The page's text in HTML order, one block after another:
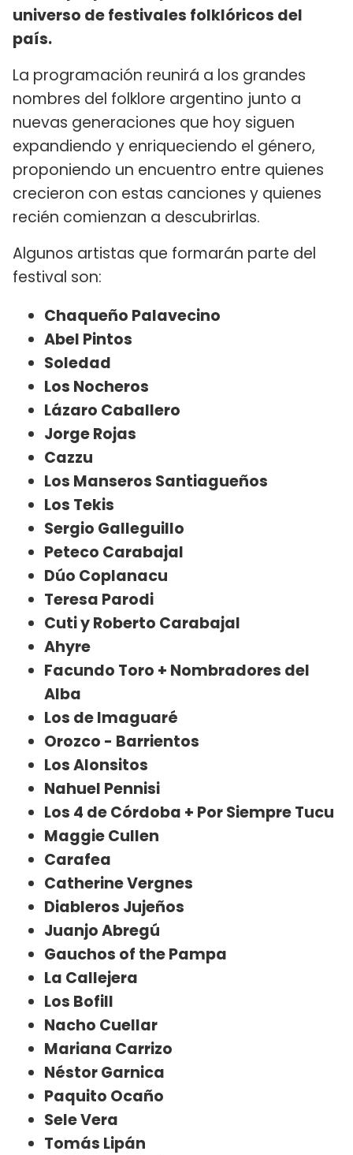
universo de festivales folklóricos del
país.
La programación reunirá a los grandes
nombres del folklore argentino junto a
nuevas generaciones que hoy siguen
expandiendo y enriqueciendo el género,
proponiendo un encuentro entre quienes
crecieron con estas canciones y quienes
recién comienzan a descubrirlas.
Algunos artistas que formarán parte del
festival son:
Chaqueño Palavecino
Abel Pintos
Soledad
Los Nocheros
Lázaro Caballero
Jorge Rojas
Cazzu
Los Manseros Santiagueños
Los Tekis
Sergio Galleguillo
Peteco Carabajal
Dúo Coplanacu
Teresa Parodi
Cuti y Roberto Carabajal
Ahyre
Facundo Toro + Nombradores del
Alba
Los de Imaguaré
Orozco - Barrientos
Los Alonsitos
Nahuel Pennisi
Los 4 de Córdoba + Por Siempre Tucu
Maggie Cullen
Carafea
Catherine Vergnes
Diableros Jujeños
Juanjo Abregú
Gauchos of the Pampa
La Callejera
Los Bofill
Nacho Cuellar
Mariana Carrizo
Néstor Garnica
Paquito Ocaño
Sele Vera
Tomás Lipán